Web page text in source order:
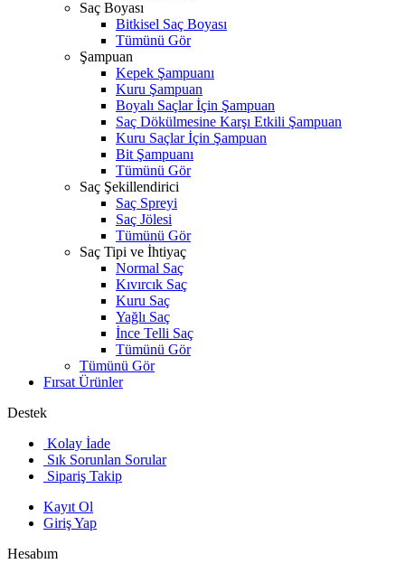
Saç Boyası
Bitkisel Saç Boyası
Tümünü Gör
Şampuan
Kepek Şampuanı
Kuru Şampuan
Boyalı Saçlar İçin Şampuan
Saç Dökülmesine Karşı Etkili Şampuan
Kuru Saçlar İçin Şampuan
Bit Şampuanı
Tümünü Gör
Saç Şekillendirici
Saç Spreyi
Saç Jölesi
Tümünü Gör
Saç Tipi ve İhtiyaç
Normal Saç
Kıvırcık Saç
Kuru Saç
Yağlı Saç
İnce Telli Saç
Tümünü Gör
Tümünü Gör
Fırsat Ürünler
Destek
Kolay İade
Sık Sorunlan Sorular
Sipariş Takip
Kayıt Ol
Giriş Yap
Hesabım